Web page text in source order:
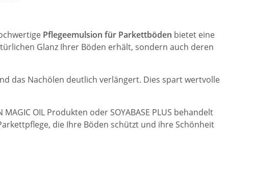
Pflegeemulsion für Parkettböden bietet eine
Glanz Ihrer Böden erhält, sondern auch deren
das Nachölen deutlich verlängert. Dies spart wertvolle
MAGIC OIL Produkten oder SOYABASE PLUS behandelt
die Ihre Böden schützt und ihre Schönheit